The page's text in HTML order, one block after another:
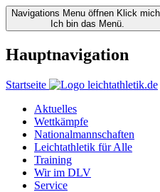
Navigations Menu öffnen Klick
Ich bin das Menü.
Hauptnavigation
Startseite
Aktuelles
Wettkämpfe
Nationalmannschaften
Leichtathletik für Alle
Training
Wir im DLV
Service